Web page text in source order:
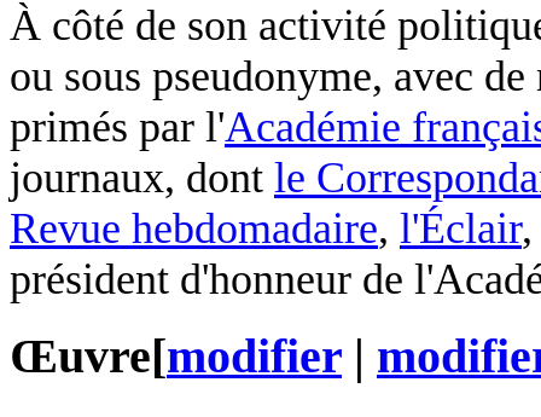
À côté de son activité
ou sous pseudonyme, avec
primés par l'Académie
journaux, dont le
Revue hebdomadaire, l'Éclair
président d'honneur de
Œuvre[modifier |